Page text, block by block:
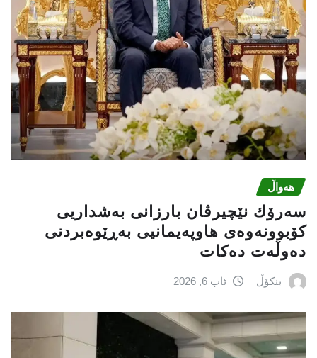
هەواڵ
سەرۆك نێچیرڤان بارزانی بەشداریی
كۆبوونەوەی هاوپەیمانیی بەڕێوەبردنی
دەوڵەت دەكات
بنکۆڵ ئاب 6, 2026